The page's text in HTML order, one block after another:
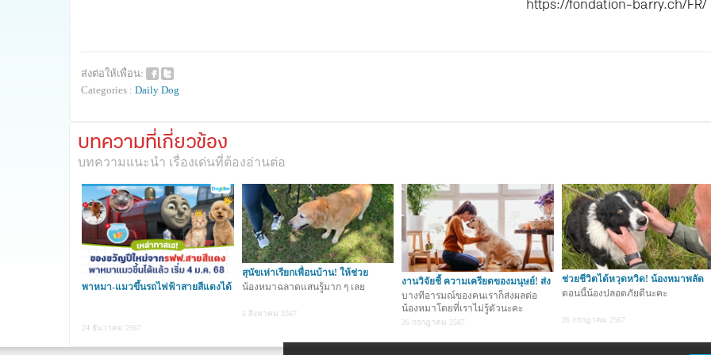
https://fondation-barry.ch/FR/
ส่งต่อให้เพื่อน:
Categories : Daily Dog
บทความที่เกี่ยวข้อง
บทความแนะนำ เรื่องเด่นที่ต้องอ่านต่อ
พาหมา-แมวขึ้นรถไฟฟ้าสายสีแดงได้
24 ธันวาคม 2567
สุนัขเห่าเรียกเพื่อนบ้าน! ให้ช่วย
เจ้าของ
น้องหมาฉลาดแสนรู้มาก ๆ เลย
5 สิงหาคม 2567
งานวิจัยชี้ ความเครียดของมนุษย์! ส่ง
ผลต่
บางทีอารมณ์ของคนเราก็ส่งผลต่อ
น้องหมาโดยที่เราไม่รู้ตัวนะคะ
26 กรกฎาคม 2567
ช่วยชีวิตได้หวุดหวิด! น้องหมาพลัด
ตกร่องแ
ตอนนี้น้องปลอดภัยดีนะคะ
26 กรกฎาคม 2567